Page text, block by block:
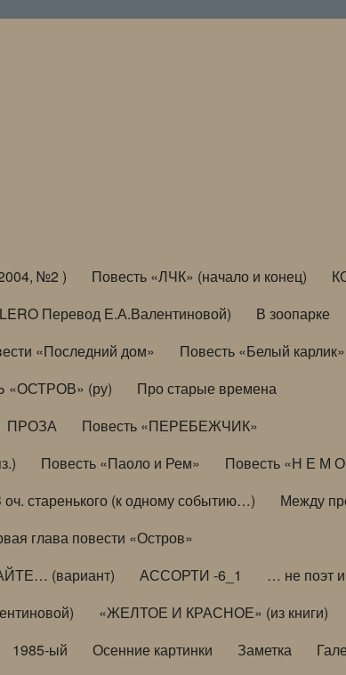
№2 ) Повесть «ЛЧК» (начало и конец)
Перевод Е.А.Валентиновой) В зоопарке
«Последний дом»
Повесть «Белый карлик»
«ОСТРОВ» (ру)
Про старые времена
ПРОЗА
Повесть «ПЕРЕБЕЖЧИК»
Повесть «Паоло и Рем»
Повесть «Н Е М
старенького (к одному событию…)
Между
глава повести «Остров»
(вариант) АССОРТИ -6_1
… не поэт
«ЖЕЛТОЕ И КРАСНОЕ» (из книги)
1985-ый Осенние картинки Заметка